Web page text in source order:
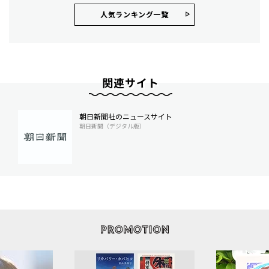
人気ランキング⼀覧
関連サイト
朝日新聞社のニュースサイト
朝日新聞（デジタル版）